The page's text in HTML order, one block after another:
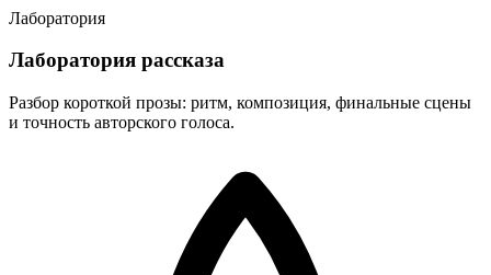
Лаборатория
Лаборатория рассказа
Разбор короткой прозы: ритм, композиция, финальные сцены
и точность авторского голоса.